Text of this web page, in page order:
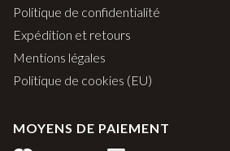
Politique de confidentialité
Expédition et retours
Mentions légales
Politique de cookies (EU)
MOYENS DE PAIEMENT